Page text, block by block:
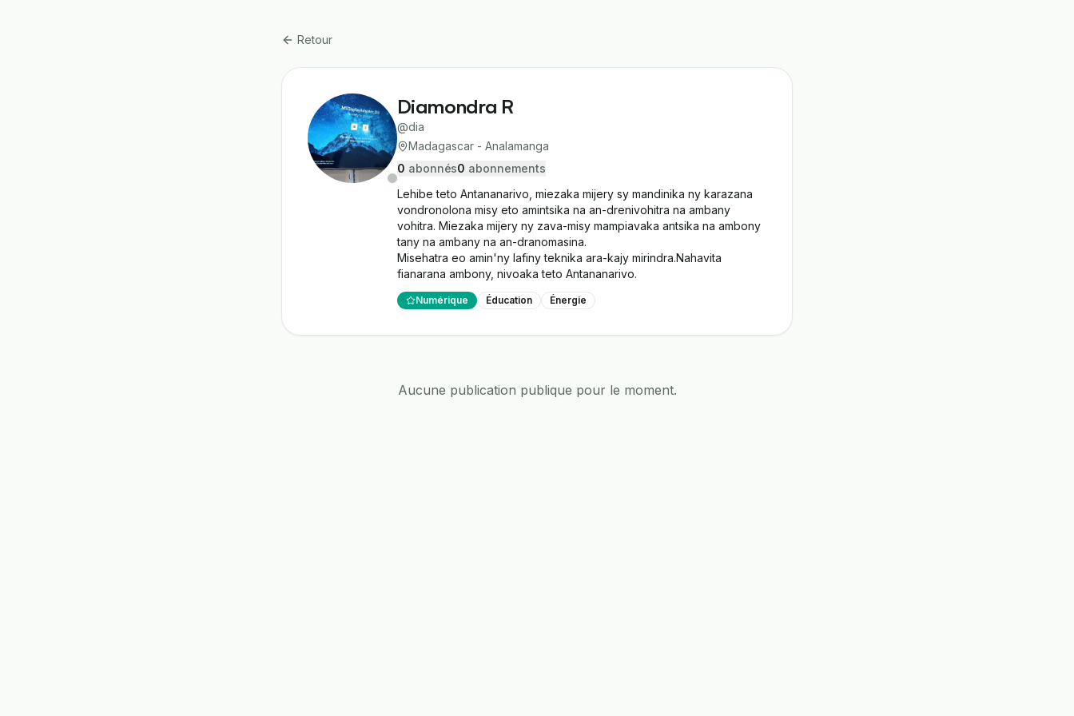
Retour
Diamondra R
@dia
Madagascar - Analamanga
0 abonnés0 abonnements
Lehibe teto Antananarivo, miezaka mijery sy mandinika ny karazana
vondronolona misy eto amintsika na an-drenivohitra na ambany
vohitra. Miezaka mijery ny zava-misy mampiavaka antsika na ambony
tany na ambany na an-dranomasina.
Misehatra eo amin'ny lafiny teknika ara-kajy mirindra.Nahavita
fianarana ambony, nivoaka teto Antananarivo.
Numérique Éducation Énergie
Aucune publication publique pour le moment.